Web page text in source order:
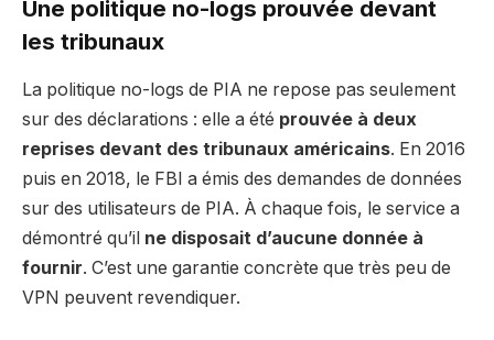
Une politique no-logs prouvée devant
les tribunaux
La politique no-logs de PIA ne repose pas seulement
sur des déclarations : elle a été prouvée à deux
reprises devant des tribunaux américains. En 2016
puis en 2018, le FBI a émis des demandes de données
sur des utilisateurs de PIA. À chaque fois, le service a
démontré qu’il ne disposait d’aucune donnée à
fournir. C’est une garantie concrète que très peu de
VPN peuvent revendiquer.